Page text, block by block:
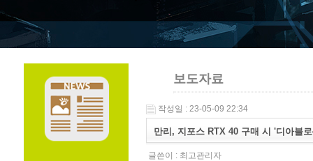
보도자료
작성일 : 23-05-09 22:34
만리, 지포스 RTX 40 구매 시 '디아블로
글쓴이 : 최고관리자